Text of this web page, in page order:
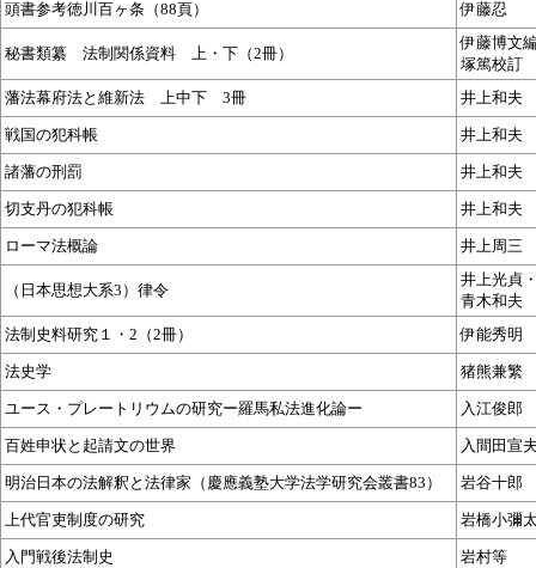
頭書参考徳川百ヶ条（88頁） 伊藤忍
秘書類纂 法制関係資料 上・下（2冊）
伊藤博文
塚篤校訂
藩法幕府法と維新法 上中下 3冊
井上和夫
戦国の犯科帳 井上和夫
諸藩の刑罰 井上和夫
切支丹の犯科帳 井上和夫
ローマ法概論 井上周三
（日本思想大系3）律令
井上光貞
青木和夫
法制史料研究１・2（2冊）
伊能秀明
法史学 猪熊兼繁
ユース・プレートリウムの研究ー羅馬私法進化論ー 入江俊郎
百姓申状と起請文の世界 入間田宣
明治日本の法解釈と法律家（慶應義塾大学法学研究会叢書83） 岩谷十郎
上代官吏制度の研究 岩橋小彌
入門戦後法制史 岩村等